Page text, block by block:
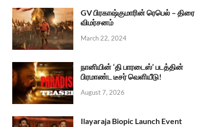
GV பிரகாஷ்குமாரின் ரெபெல் – திரை
விமர்சனம்
March 22, 2024
நானியின் ‘தி பாரடைஸ்’ படத்தின்
பிரமாண்ட டீசர் வெளியீடு!
August 7, 2026
Ilayaraja Biopic Launch Event